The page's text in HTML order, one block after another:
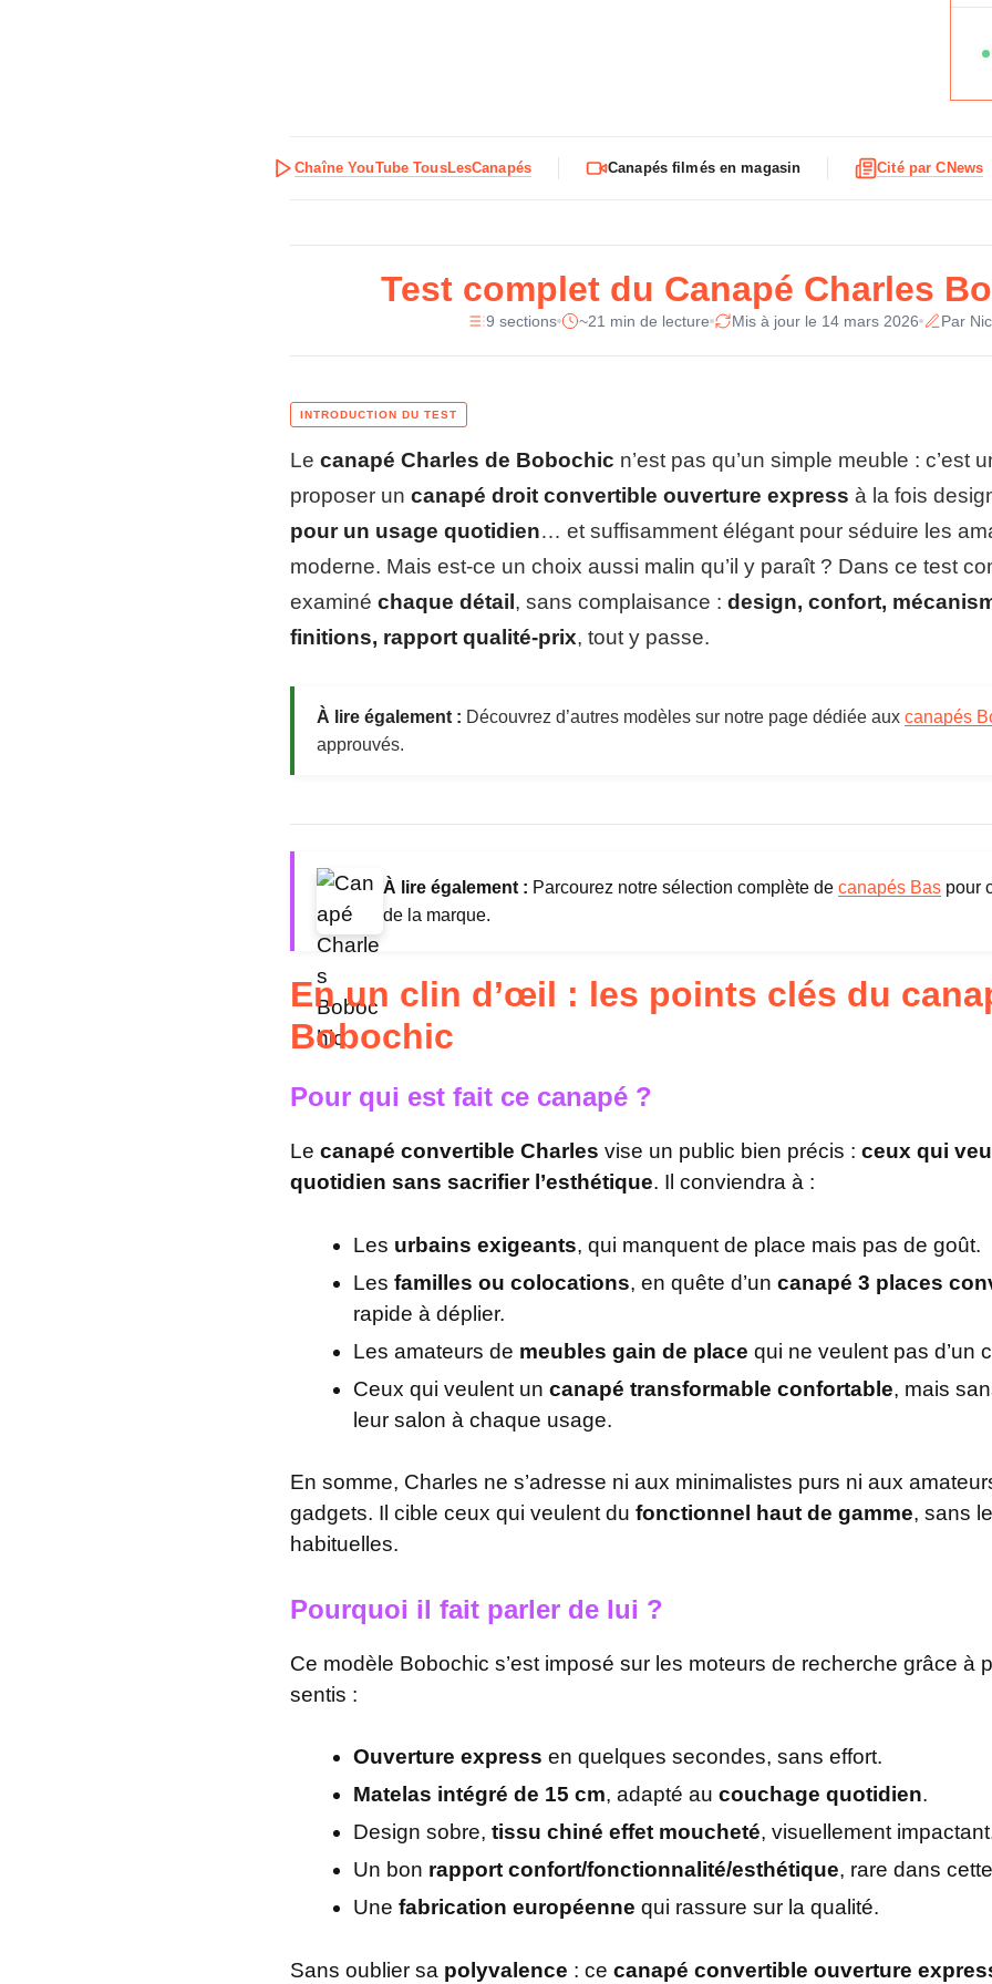
e
c
q
e
u
C
é
h
r
l
s
c
h
Chaîne YouTube TousLesCanapés Canapés filmés en magasin Cité par CNews
Test complet du Canapé Charles
9 sections ~21 min de lecture Mis à jour le 14 mars 2026 Par
Le canapé Charles de Bobochic n’est pas qu’un simple meuble : c’est
proposer un canapé droit convertible ouverture express à la fois
pour un usage quotidien… et suffisamment élégant pour séduire les
moderne. Mais est-ce un choix aussi malin qu’il y paraît ? Dans ce test
examiné chaque détail, sans complaisance : design, confort,
finitions, rapport qualité-prix, tout y passe.
À lire également : Découvrez d’autres modèles sur notre page dédiée aux canapés
approuvés.
À lire également : Parcourez notre sélection complète de canapés Bas pour
de la marque.
En un clin d’œil : les points clés du
Bobochic
Pour qui est fait ce canapé ?
Le canapé convertible Charles vise un public bien précis : ceux qui
quotidien sans sacrifier l’esthétique. Il conviendra à :
Les urbains exigeants, qui manquent de place mais pas de goût.
Les familles ou colocations, en quête d’un canapé 3 places
rapide à déplier.
Les amateurs de meubles gain de place qui ne veulent pas d’un
Ceux qui veulent un canapé transformable confortable, mais
leur salon à chaque usage.
En somme, Charles ne s’adresse ni aux minimalistes purs ni aux
gadgets. Il cible ceux qui veulent du fonctionnel haut de gamme, sans
habituelles.
Pourquoi il fait parler de lui ?
Ce modèle Bobochic s’est imposé sur les moteurs de recherche grâce à
sentis :
Ouverture express en quelques secondes, sans effort.
Matelas intégré de 15 cm, adapté au couchage quotidien.
Design sobre, tissu chiné effet moucheté, visuellement
Un bon rapport confort/fonctionnalité/esthétique, rare dans
Une fabrication européenne qui rassure sur la qualité.
Sans oublier sa polyvalence : ce canapé convertible ouverture